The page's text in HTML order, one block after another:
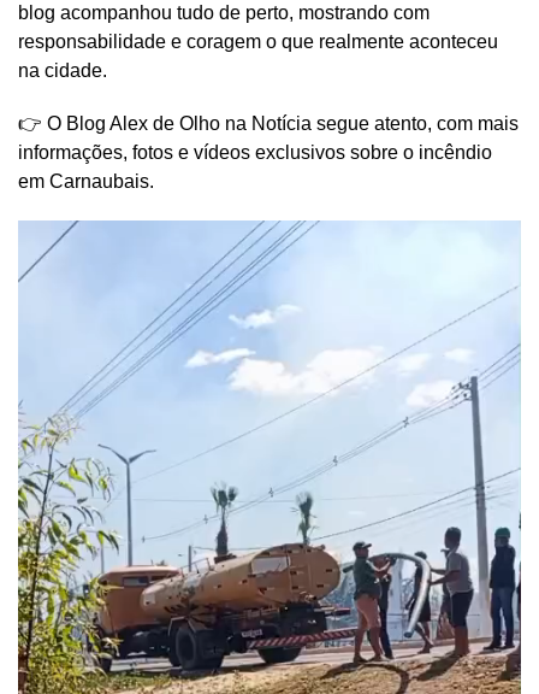
blog acompanhou tudo de perto, mostrando com
responsabilidade e coragem o que realmente aconteceu
na cidade.
👉 O Blog Alex de Olho na Notícia segue atento, com mais
informações, fotos e vídeos exclusivos sobre o incêndio
em Carnaubais.